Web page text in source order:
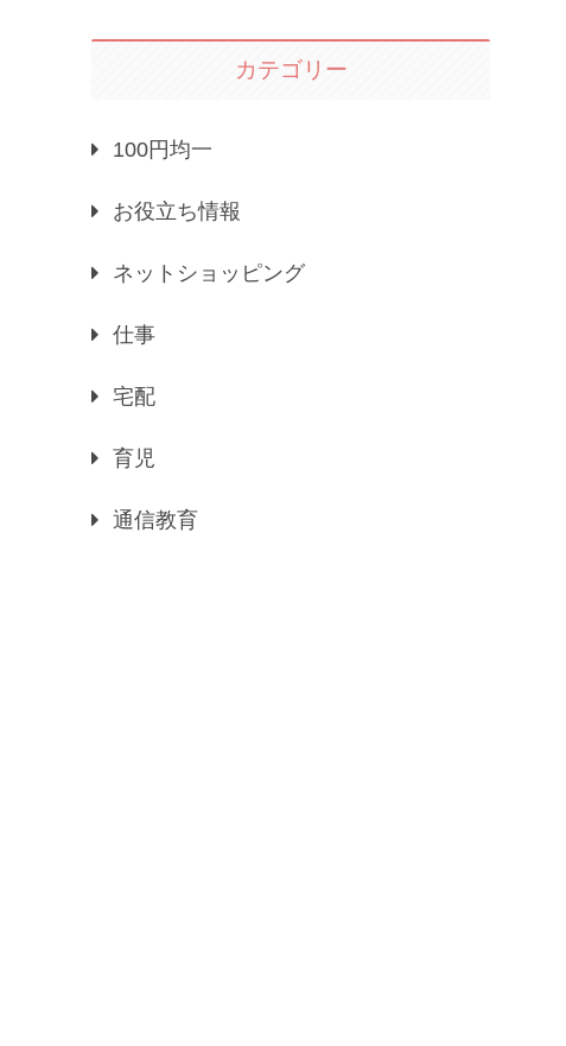
カテゴリー
100円均一
お役立ち情報
ネットショッピング
仕事
宅配
育児
通信教育